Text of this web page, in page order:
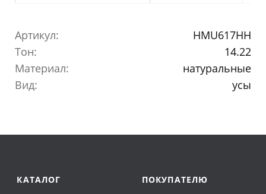
Артикул:
HMU617HH
Тон:
14.22
Материал:
натуральные
Вид:
усы
КАТАЛОГ
ПОКУПАТЕЛЮ